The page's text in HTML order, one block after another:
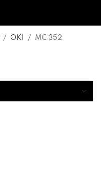
/ OKI / MC 352